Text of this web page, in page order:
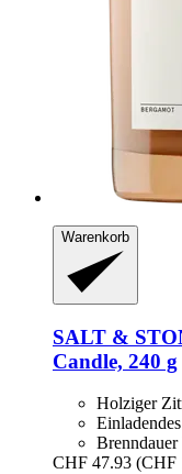
Warenkorb
SALT &
Candle, 240 g
Holziger
CHF 47.93 (CHF